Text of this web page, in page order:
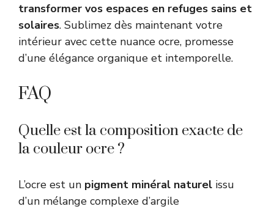
transformer vos espaces en refuges sains et
solaires. Sublimez dès maintenant votre
intérieur avec cette nuance ocre, promesse
d’une élégance organique et intemporelle.
FAQ
Quelle est la composition exacte de
la couleur ocre ?
L’ocre est un pigment minéral naturel issu
d’un mélange complexe d’argile